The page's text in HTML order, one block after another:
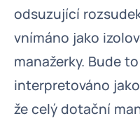
odsuzující
vnímáno jako
manažerky. Bude
interpretováno
že celý dotační